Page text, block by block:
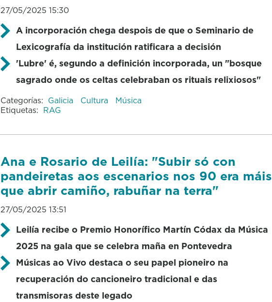
27/05/2025 15:30
A incorporación chega despois de que o Seminario de
Lexicografía da institución ratificara a decisión
'Lubre' é, segundo a definición incorporada, un "bosque
sagrado onde os celtas celebraban os rituais relixiosos"
Categorías: Galicia Cultura
Música
Etiquetas: RAG
Ana e Rosario de Leilía: "Subir só con
pandeiretas aos escenarios nos 90 era máis
que abrir camiño, rabuñar na terra"
27/05/2025 13:51
Leilía recibe o Premio Honorífico Martín Códax da Música
2025 na gala que se celebra maña en Pontevedra
Músicas ao Vivo destaca o seu papel pioneiro na
recuperación do cancioneiro tradicional e das
transmisoras deste legado